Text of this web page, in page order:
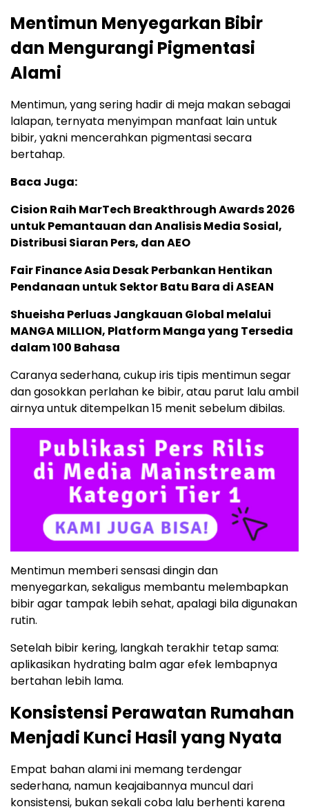
Mentimun Menyegarkan Bibir
dan Mengurangi Pigmentasi
Alami
Mentimun, yang sering hadir di meja makan sebagai
lalapan, ternyata menyimpan manfaat lain untuk
bibir, yakni mencerahkan pigmentasi secara
bertahap.
Baca Juga:
Cision Raih MarTech Breakthrough Awards 2026
untuk Pemantauan dan Analisis Media Sosial,
Distribusi Siaran Pers, dan AEO
Fair Finance Asia Desak Perbankan Hentikan
Pendanaan untuk Sektor Batu Bara di ASEAN
Shueisha Perluas Jangkauan Global melalui
MANGA MILLION, Platform Manga yang Tersedia
dalam 100 Bahasa
Caranya sederhana, cukup iris tipis mentimun segar
dan gosokkan perlahan ke bibir, atau parut lalu ambil
airnya untuk ditempelkan 15 menit sebelum dibilas.
Mentimun memberi sensasi dingin dan
menyegarkan, sekaligus membantu melembapkan
bibir agar tampak lebih sehat, apalagi bila digunakan
rutin.
Setelah bibir kering, langkah terakhir tetap sama:
aplikasikan hydrating balm agar efek lembapnya
bertahan lebih lama.
Konsistensi Perawatan Rumahan
Menjadi Kunci Hasil yang Nyata
Empat bahan alami ini memang terdengar
sederhana, namun keajaibannya muncul dari
konsistensi, bukan sekali coba lalu berhenti karena